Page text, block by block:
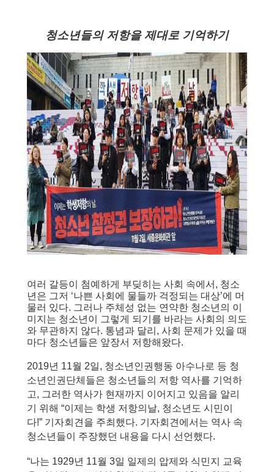
청소년들의 저항을 제대로 기억하기
여러 갈등이 첨예하게 부딪히는 사회 속에서, 청소
년은 그저 ‘나쁜 사회에 물들까 걱정되는 대상’에 머
물러 있다. 그러나 주체성 없는 연약한 청소년의 이
미지는 청소년이 그렇게 되기를 바라는 사회의 의도
와 무관하지 않다. 통념과 달리, 사회 문제가 있을 때
마다 청소년들은 앞장서 저항해왔다.
2019년 11월 2일, 청소년인권행동 아수나로 등 청
소년인권단체들은 청소년들의 저항 역사를 기억하
고, 그러한 역사가 현재까지 이어지고 있음을 알리
기 위해 “이제는 학생 저항의날, 청소년도 시민이
다!” 기자회견을 주최했다. 기자회견에서는 역사 속
청소년들이 주장했던 내용을 다시 선언했다.
“나는 1929년 11월 3일 일제의 압제와 식민지 교육